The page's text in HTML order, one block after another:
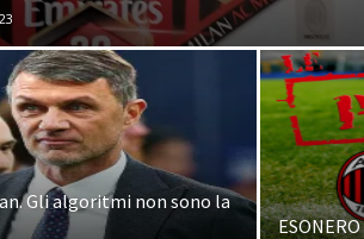
Gli algoritmi non sono la